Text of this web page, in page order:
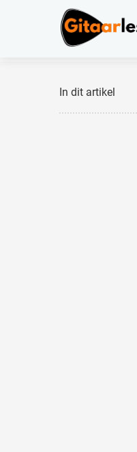
In dit artikel